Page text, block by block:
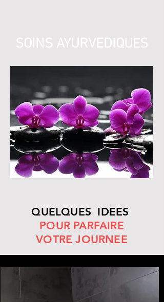
SOINS AYURVEDIQUES
QUELQUES IDEES
POUR PARFAIRE
VOTRE JOURNEE